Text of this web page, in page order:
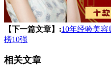
【下一篇文章】:10年经验美
榜10强
相关文章